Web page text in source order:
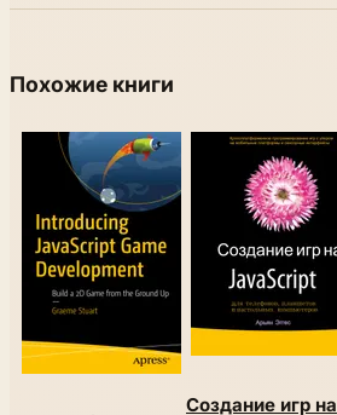
Похожие книги
Создание игр на